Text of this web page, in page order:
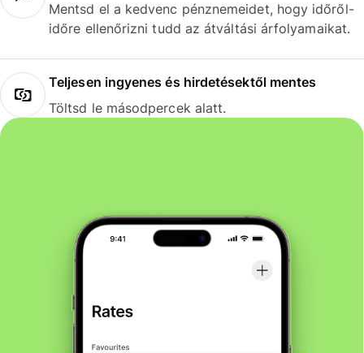
Mentsd el a kedvenc pénznemeidet, hogy időről-
időre ellenőrizni tudd az átváltási árfolyamaikat.
Teljesen ingyenes és hirdetésektől mentes
Töltsd le másodpercek alatt.